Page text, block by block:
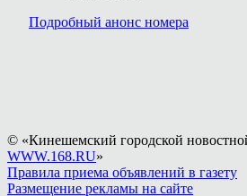
Подробный анонс номера
© «Кинешемский городской
WWW.168.RU»
Правила приема объявлений в газету
Размещение рекламы на сайте